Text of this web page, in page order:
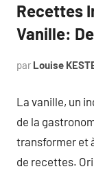
Recettes
Vanille:
par Louise
La vanille, un
de la
transformer et
de recettes.